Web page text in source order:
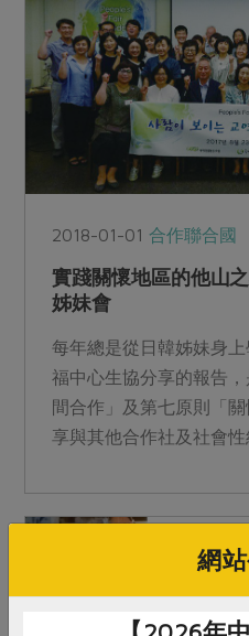
2018-01-01合作聯合國
實踐關懷地區的他山
姊妹會
每年總是從日韓姊妹身
福中心生協分享的報告
間合作」及第七原則「
享與其他合作社及社會
網